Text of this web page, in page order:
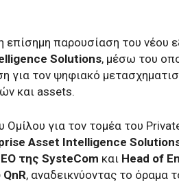
παρουσίαση του νέου
Solutions, μέσω του
για τον ψηφιακό
και assets.
για τον τομέα του
Asset Intelligence
της SysteCom και Head of
, αναδεικνύοντας το όραμα